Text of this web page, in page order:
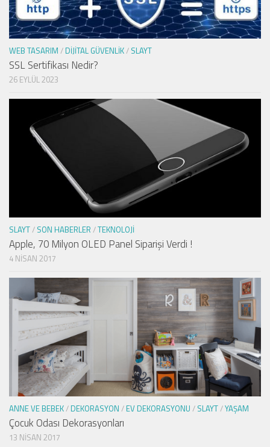
WEB TASARIM / DIJITAL GÜVENLIK/ SLAYT
SSL Sertifikası Nedir?
26 EYLÜL 2023
SLAYT/ SON HABERLER /TEKNOLOJI
Apple, 70 Milyon OLED Panel Siparişi Verdi !
4 NISAN 2017
ANNE VE BEBEK/ DEKORASYON / EV DEKORASYONU / SLAYT/YAŞAM
Çocuk Odası Dekorasyonları
13 NISAN 2017